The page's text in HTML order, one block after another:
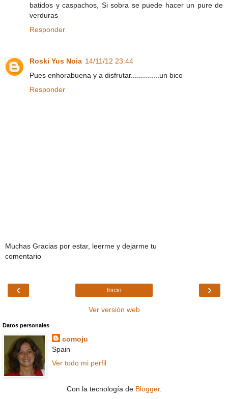
batidos y caspachos, Si sobra se puede hacer un pure de
verduras
Responder
Roski Yus Noia 14/11/12 23:44
Pues enhorabuena y a disfrutar..............un bico
Responder
Muchas Gracias por estar, leerme y dejarme tu
comentario
‹ ›
Inicio
Ver versión web
Datos personales
comoju
Spain
Ver todo mi perfil
Con la tecnología de Blogger.